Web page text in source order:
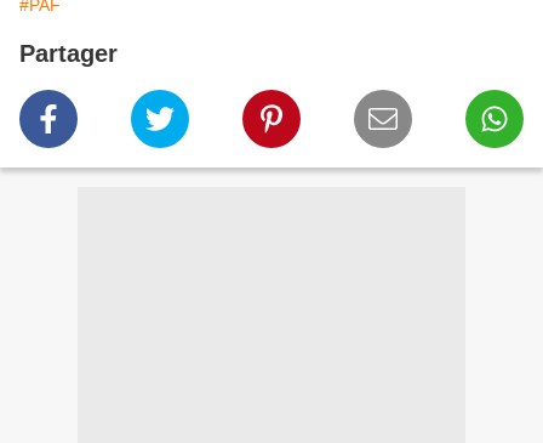
#PAF
Partager